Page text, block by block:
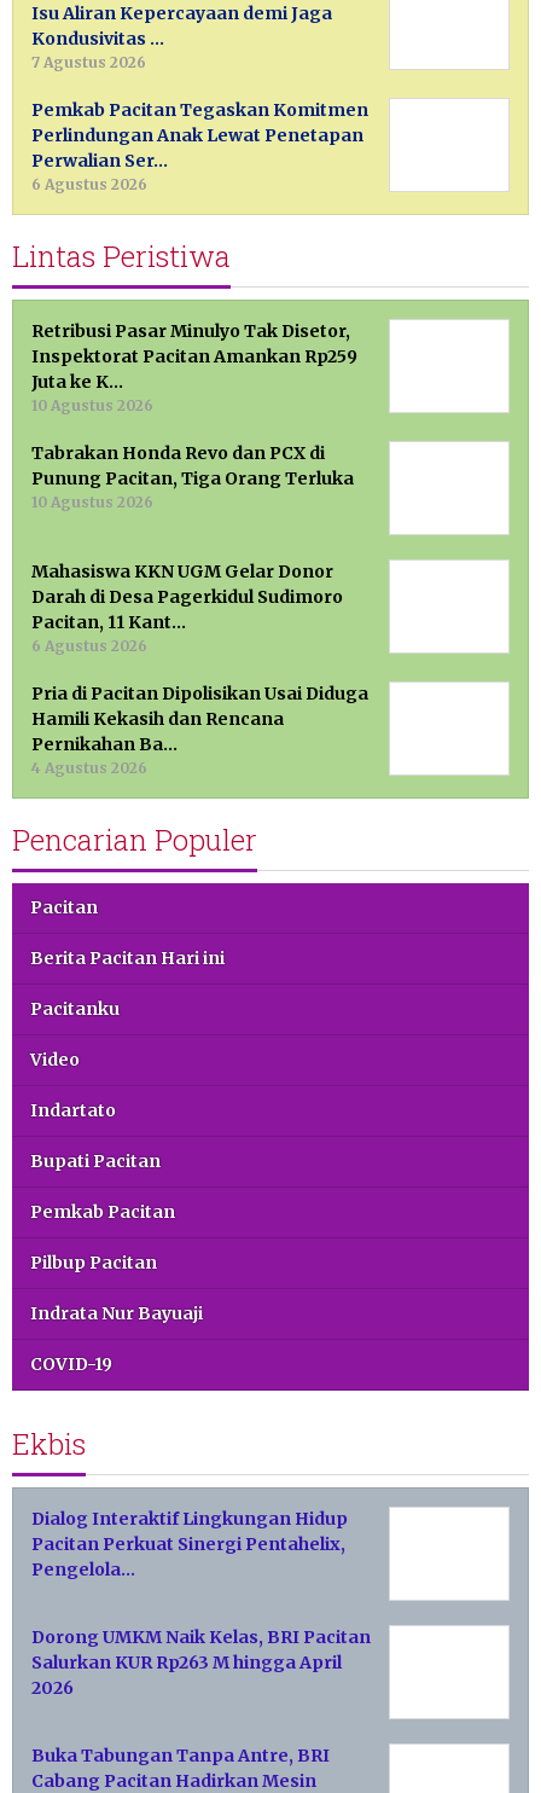
Isu Aliran Kepercayaan demi Jaga
Kondusivitas …
7 Agustus 2026
Pemkab Pacitan Tegaskan Komitmen
Perlindungan Anak Lewat Penetapan
Perwalian Ser…
6 Agustus 2026
Lintas Peristiwa
Retribusi Pasar Minulyo Tak Disetor,
Inspektorat Pacitan Amankan Rp259
Juta ke K…
10 Agustus 2026
Tabrakan Honda Revo dan PCX di
Punung Pacitan, Tiga Orang Terluka
10 Agustus 2026
Mahasiswa KKN UGM Gelar Donor
Darah di Desa Pagerkidul Sudimoro
Pacitan, 11 Kant…
6 Agustus 2026
Pria di Pacitan Dipolisikan Usai Diduga
Hamili Kekasih dan Rencana
Pernikahan Ba…
4 Agustus 2026
Pencarian Populer
Pacitan
Berita Pacitan Hari ini
Pacitanku
Video
Indartato
Bupati Pacitan
Pemkab Pacitan
Pilbup Pacitan
Indrata Nur Bayuaji
COVID-19
Ekbis
Dialog Interaktif Lingkungan Hidup
Pacitan Perkuat Sinergi Pentahelix,
Pengelola…
Dorong UMKM Naik Kelas, BRI Pacitan
Salurkan KUR Rp263 M hingga April
2026
Buka Tabungan Tanpa Antre, BRI
Cabang Pacitan Hadirkan Mesin